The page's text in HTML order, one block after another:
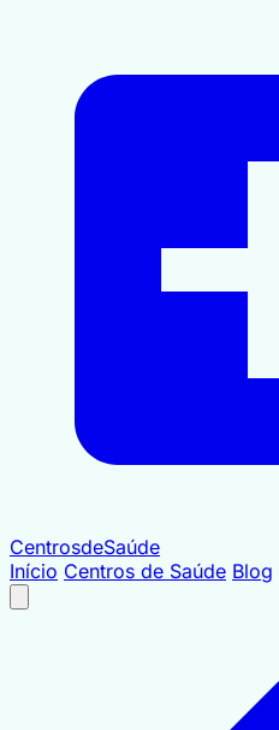
CentrosdeSaúde
Início Centros de Saúde Blog